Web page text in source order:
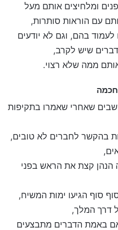
ומלחיצים אותם מעל
עם הוראות סותרות,
בהם, וגם לא יודעים
שיש לקרב,
ממה שלא רצוי.
שאחרי שאמרו בתקיפות
בהקשר לחברים לא טובים,
הנהן קצת את הראש בפני
סוף הגיעו ימות המשיח,
דרך המלך,
באמת הדברים מתבצעים